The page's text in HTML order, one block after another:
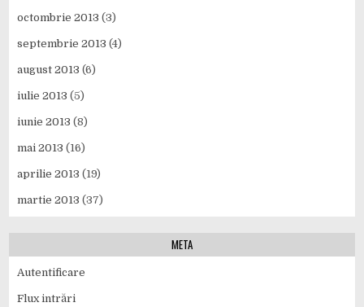
octombrie 2013 (3)
septembrie 2013 (4)
august 2013 (6)
iulie 2013 (5)
iunie 2013 (8)
mai 2013 (16)
aprilie 2013 (19)
martie 2013 (37)
META
Autentificare
Flux intrări